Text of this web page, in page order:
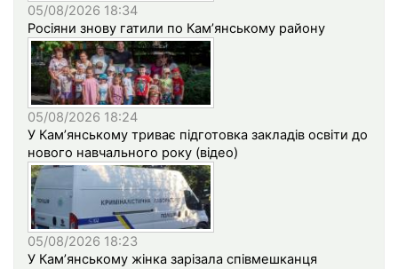
05/08/2026 18:34
Росіяни знову гатили по Кам’янському району
05/08/2026 18:24
У Кам’янському триває підготовка закладів освіти до
нового навчального року (відео)
05/08/2026 18:23
У Кам’янському жінка зарізала співмешканця